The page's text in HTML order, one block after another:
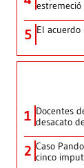
estremeció
5 El acuerdo
1 Docentes
desacato
2 Caso
cinco